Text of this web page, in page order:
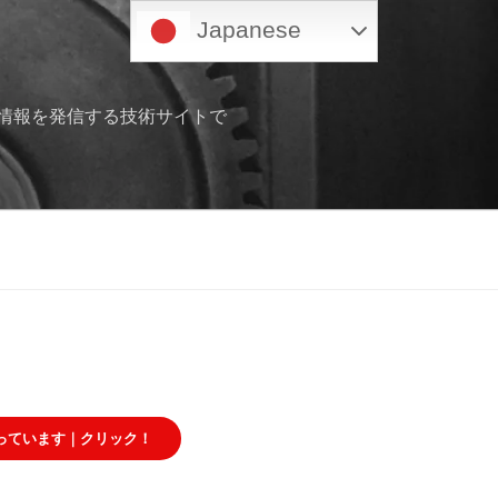
報を発信する技術サイトで
ています｜クリック！
Japanese